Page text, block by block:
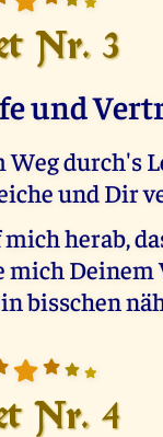
Nr. 3
und
durch's
und Dir
herab,
Deinem
bisschen
Nr. 4